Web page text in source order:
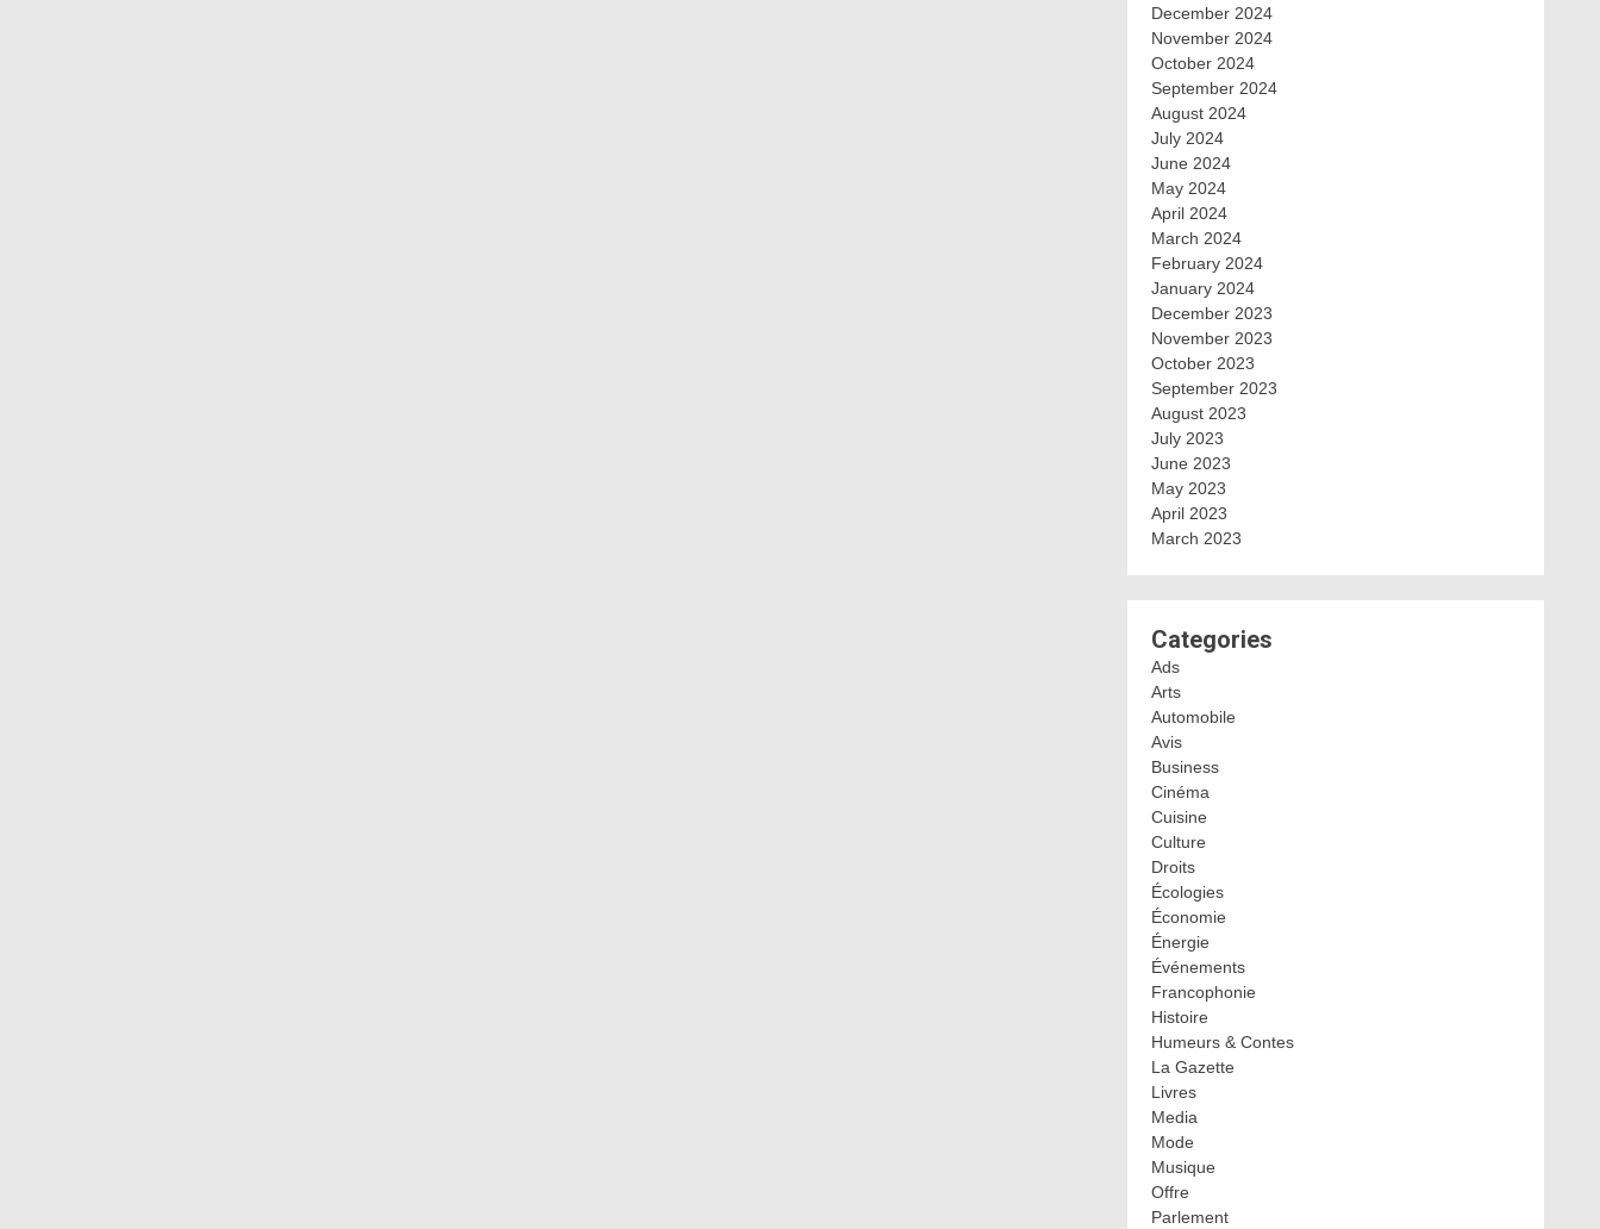
December 2024
November 2024
October 2024
September 2024
August 2024
July 2024
June 2024
May 2024
April 2024
March 2024
February 2024
January 2024
December 2023
November 2023
October 2023
September 2023
August 2023
July 2023
June 2023
May 2023
April 2023
March 2023
Categories
Ads
Arts
Automobile
Avis
Business
Cinéma
Cuisine
Culture
Droits
Écologies
Économie
Énergie
Événements
Francophonie
Histoire
Humeurs & Contes
La Gazette
Livres
Media
Mode
Musique
Offre
Parlement